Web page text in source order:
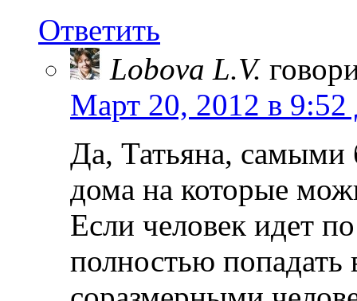
Ответить
Lobova L.V.
Март 20, 2012 в 9:52
Да, Татьяна, самыми
дома на которые
Если человек идет
полностью попадать